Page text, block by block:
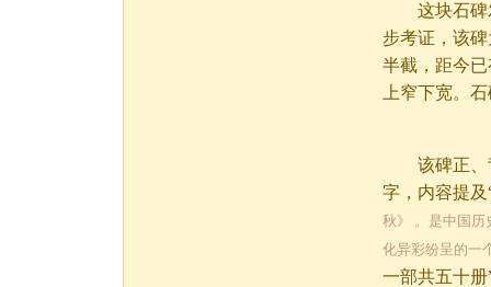
这块石碑发
步考证，该
半截，距今
上窄下宽。
该碑正、背
字，内容提
秋》 。是中国历
化异彩纷呈的一
一部共五十